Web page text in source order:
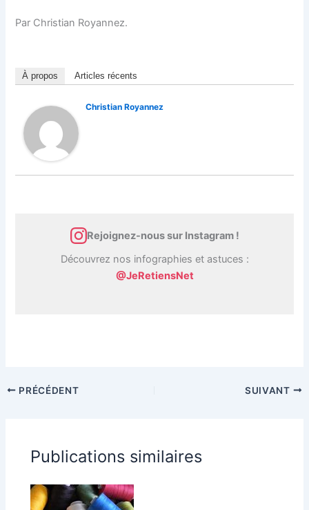
Par Christian Royannez.
À propos Articles récents
Christian Royannez
Rejoignez-nous sur Instagram !
Découvrez nos infographies et astuces :
@JeRetiensNet
PRÉCÉDENT SUIVANT
Publications similaires